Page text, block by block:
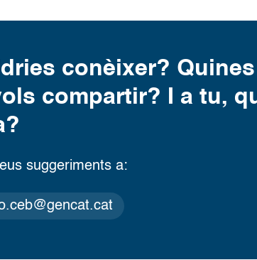
conèixer? Quines
compartir? I a tu,
suggeriments a: